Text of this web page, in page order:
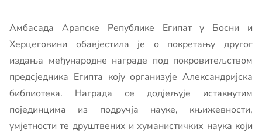
Амбасада Арапске Републике Египат у Босни и
Херцеговини обавјестила је о покретању другог
издања међународне награде под покровитељством
предсједника Египта коју организује Александријска
библиотека. Награда се додјељује истакнутим
појединцима из подручја науке, књижевности,
умјетности те друштвених и хуманистичких наука који